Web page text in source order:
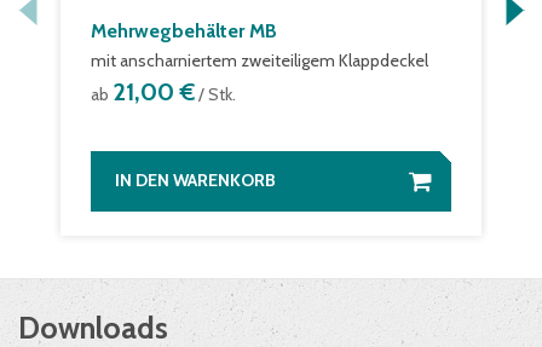
Mehrwegbehälter MB
mit anscharniertem zweiteiligem Klappdeckel
ab 21,00 €/ Stk.
IN DEN WARENKORB
Downloads